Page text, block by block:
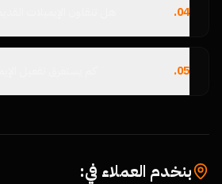
04
.
05
.
بنخدم العملاء في: